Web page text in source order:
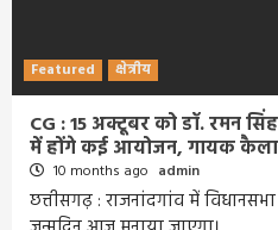
Featured क्षेत्रीय
CG : 15 अक्टूबर को डॉ. रमन
में होंगे कई आयोजन, गायक
10 months ago admin
छत्तीसगढ़ : राजनांदगांव में